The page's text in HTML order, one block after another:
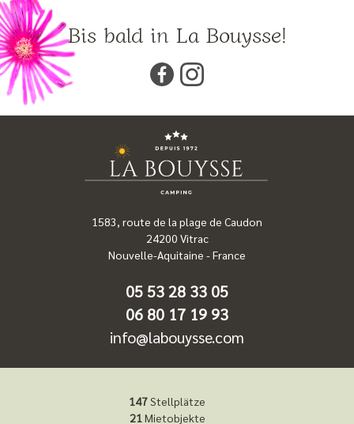
Bis bald in La Bouysse!
147Stellplätze
21Mietobjekte
1583, route de la plage de Caudon
24200 Vitrac
Nouvelle-Aquitaine -France
05 53 28 33 05
06 80 17 19 93
info@labouysse.com